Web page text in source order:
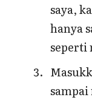
saya,
hanya
seperti
sampai